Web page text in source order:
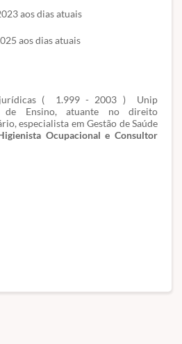
aos dias atuais
aos dias atuais
jurídicas ( 1.999 - 2003 ) Unip
de Ensino, atuante no direito
especialista em Gestão de Saúde
Ocupacional e Consultor